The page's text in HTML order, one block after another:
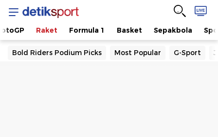
Raket Formula 1 Basket Sepakbola
Bold Riders Podium Picks Most Popular G-Sport